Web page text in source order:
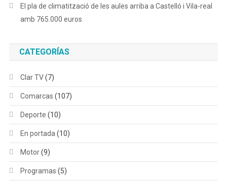
El pla de climatització de les aules arriba a Castelló i Vila-real
amb 765.000 euros
CATEGORÍAS
Clar TV(7)
Comarcas (107)
Deporte (10)
En portada (10)
Motor(9)
Programas (5)